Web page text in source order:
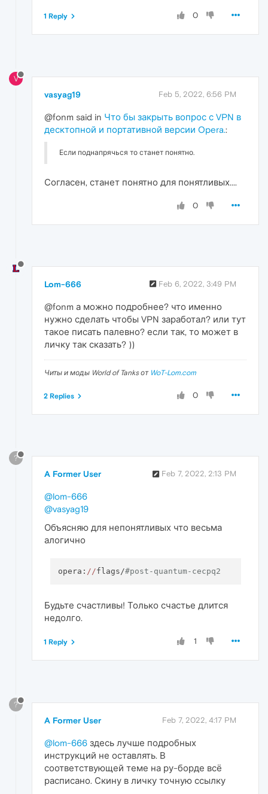
0
1 Reply
V
vasyag19 Feb 5, 2022, 6:56 PM
@fonm said in Что бы закрыть вопрос с VPN в
десктопной и портативной версии Opera.:
Если поднапрячься то станет понятно.
Согласен, станет понятно для понятливых....
0
Lom-666 Feb 6, 2022, 3:49 PM
@fonm а можно подробнее? что именно
нужно сделать чтобы VPN заработал? или тут
такое писать палевно? если так, то может в
личку так сказать? ))
Читы и моды World of Tanks от WoT-Lom.com
0
2 Replies
?
A Former User Feb 7, 2022, 2:13 PM
@lom-666
@vasyag19
Объясняю для непонятливых что весьма
алогично
opera: //flags/#post-quantum-cecpq2
Будьте счастливы! Только счастье длится
недолго.
1
1 Reply
?
A Former User Feb 7, 2022, 4:17 PM
@lom-666 здесь лучше подробных
инструкций не оставлять. В
соответствующей теме на ру-борде всё
расписано. Скину в личку точную ссылку